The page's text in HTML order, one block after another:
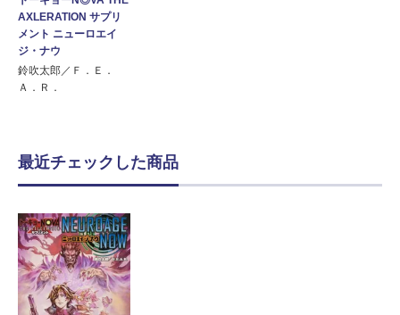
AXLERATION サプリ
メント ニューロエイ
ジ・ナウ
鈴吹太郎／Ｆ．Ｅ．
Ａ．Ｒ．
最近チェックした商品